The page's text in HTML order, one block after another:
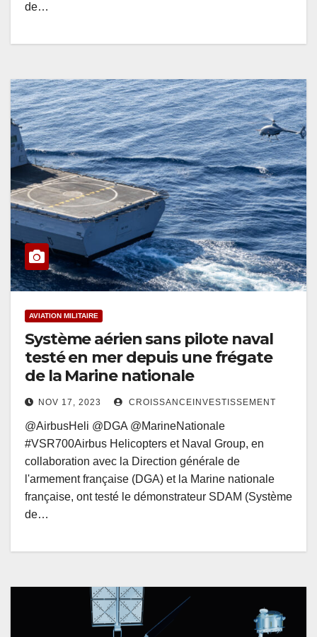
de…
AVIATION MILITAIRE
Système aérien sans pilote naval
testé en mer depuis une frégate
de la Marine nationale
NOV 17, 2023 CROISSANCEINVESTISSEMENT
@AirbusHeli @DGA @MarineNationale
#VSR700Airbus Helicopters et Naval Group, en
collaboration avec la Direction générale de
l'armement française (DGA) et la Marine nationale
française, ont testé le démonstrateur SDAM (Système
de…